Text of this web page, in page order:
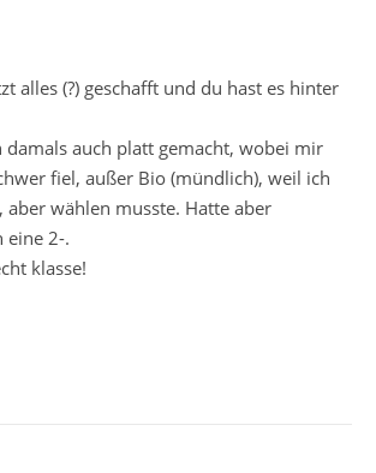
alles (?) geschafft und du hast es hinter
damals auch platt gemacht, wobei mir
fiel, außer Bio (mündlich), weil ich
aber wählen musste. Hatte aber
eine 2-.
klasse!